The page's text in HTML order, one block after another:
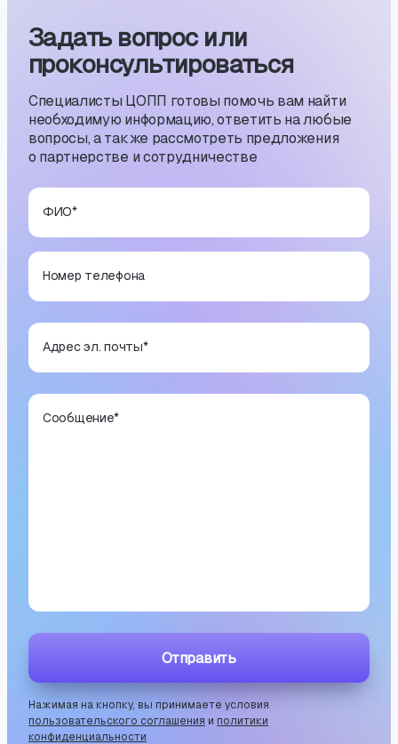
Задать вопрос или
проконсуль­тиро­ваться
Специалисты ЦОПП готовы помочь вам найти
необходимую информацию, ответить на любые
вопросы, а также рассмотреть предложения
о партнерстве и сотрудничестве
ФИО*
Номер телефона
Адрес эл. почты*
Сообщение*
Отправить
Нажимая на кнопку, вы принимаете условия
пользовательского соглашения и политики
конфиденциальности